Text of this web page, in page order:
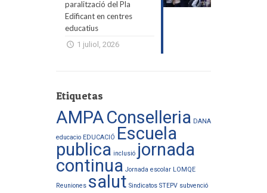
paralització del Pla
Edificant en centres
educatius
1 juliol, 2026
Etiquetas
AMPAConselleria DANA
educacio EDUCACIÓ Escuela
publica inclusió jornada
continua Jornada escolar LOMQE
Reuniones salut Sindicatos STEPV subvenció